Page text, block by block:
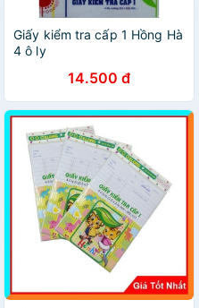
Giấy kiểm tra cấp 1 Hồng Hà
4 ô ly
14.500 đ